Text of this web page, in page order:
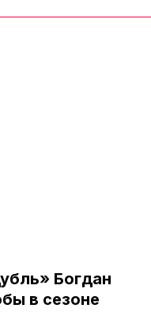
Богдан
в сезоне